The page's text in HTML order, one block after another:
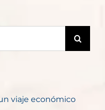
viaje económico